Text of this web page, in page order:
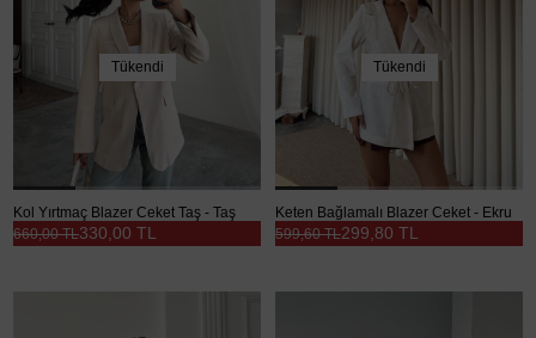
Tükendi
Kol Yırtmaç Blazer Ceket Taş - Taş
330,00 TL
660,00 TL
Tükendi
Keten Bağlamalı Blazer Ceket - Ekru
299,80 TL
599,60 TL